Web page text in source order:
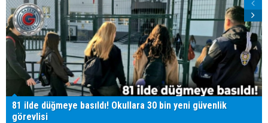
81 ilde düğmeye basıldı! Okullara 30 bin yeni güvenlik
görevlisi